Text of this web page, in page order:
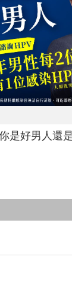
是好男人還